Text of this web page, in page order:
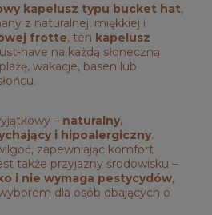
kapelusz typu bucket hat,
z naturalnej, miękkiej i
frotte, ten kapelusz
have na każdą słoneczną
wakacje, basen lub
– naturalny,
i hipoalergiczny.
zapewniając komfort
także przyjazny środowisku –
i nie wymaga pestycydów,
dla osób dbających o